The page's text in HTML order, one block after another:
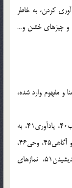
كردن، به خاطر
و چيزهاى خشن و…
قرآن مى‌گويند كه ذكر در قرآن به 18 معنا و مفهوم وارد شده،
«عمل صالح38، ياد خدا در زبان39، ياد خدا در قلب40، يادآورى41، به
خاطر سپردن42، پند و موعظه43، بزرگوارى44، خبر و آگاهى45، وحى46،
قرآن47، تورات، لوح م48حفوظ49، سخن50، انديشيدن51، نمازهاى